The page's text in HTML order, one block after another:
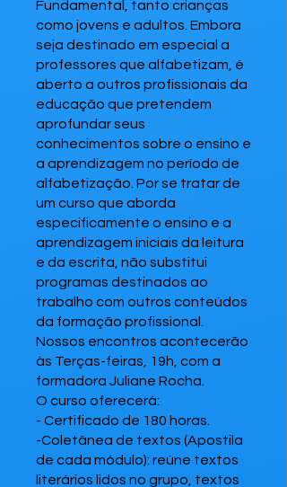
Fundamental, tanto crianças
como jovens e adultos. Embora
seja destinado em especial a
professores que alfabetizam, é
aberto a outros profissionais da
educação que pretendem
aprofundar seus
conhecimentos sobre o ensino e
a aprendizagem no período de
alfabetização. Por se tratar de
um curso que aborda
especificamente o ensino e a
aprendizagem iniciais da leitura
e da escrita, não substitui
programas destinados ao
trabalho com outros conteúdos
da formação profissional.
Nossos encontros acontecerão
às Terças-feiras, 19h, com a
formadora Juliane Rocha.
O curso oferecerá:
- Certificado de 180 horas.
-Coletânea de textos (Apostila
de cada módulo): reúne textos
literários lidos no grupo, textos